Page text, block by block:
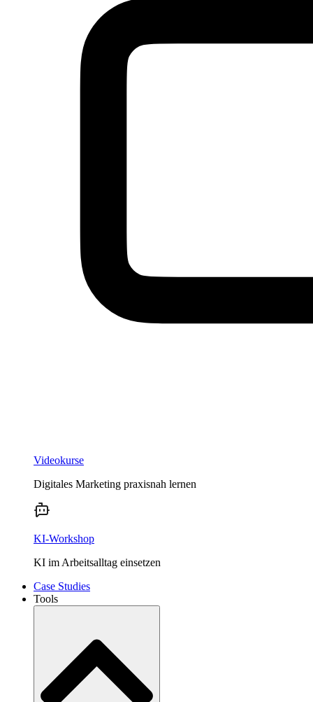
Videokurse
Digitales Marketing praxisnah lernen
KI-Workshop
KI im Arbeitsalltag einsetzen
Case Studies
Tools